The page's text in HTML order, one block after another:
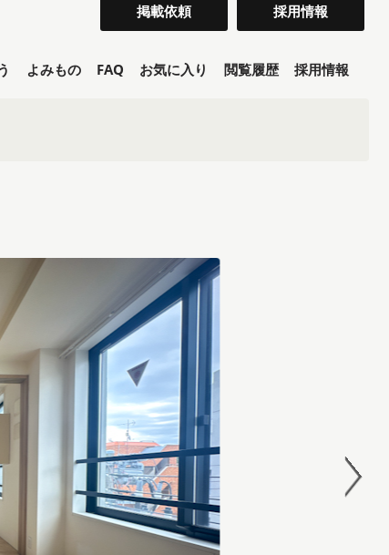
掲載依頼 採用情報
よみもの FAQ お気に入り 閲覧履歴 採用情報